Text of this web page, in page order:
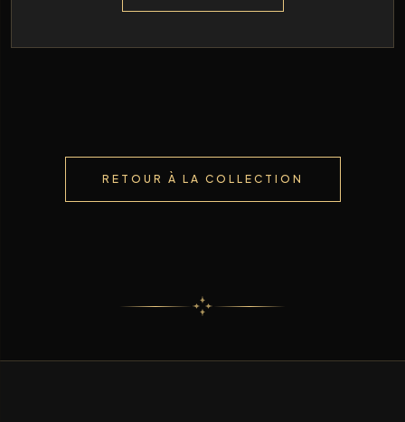
RETOUR À LA COLLECTION